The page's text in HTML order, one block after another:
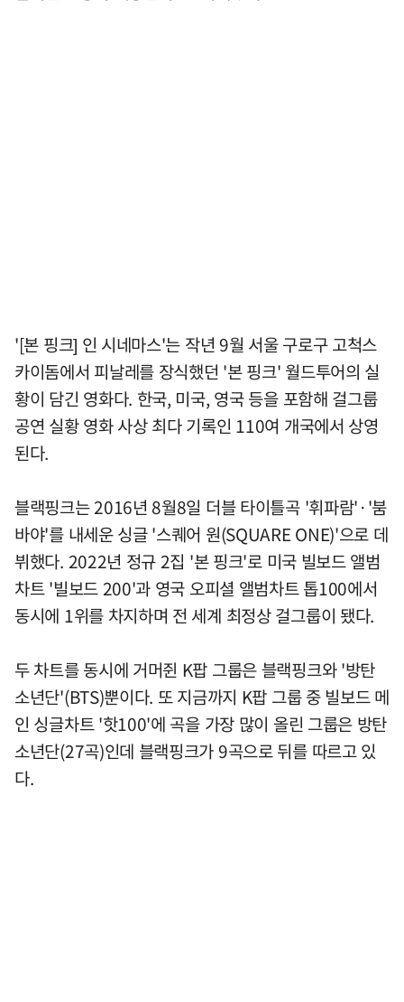
'[본 핑크] 인 시네마스'는 작년 9월 서울 구로구 고척스
카이돔에서 피날레를 장식했던 '본 핑크' 월드투어의 실
황이 담긴 영화다. 한국, 미국, 영국 등을 포함해 걸그룹
공연 실황 영화 사상 최다 기록인 110여 개국에서 상영
된다.
블랙핑크는 2016년 8월8일 더블 타이틀곡 '휘파람'·'붐
바야'를 내세운 싱글 '스퀘어 원(SQUARE ONE)'으로 데
뷔했다. 2022년 정규 2집 '본 핑크'로 미국 빌보드 앨범
차트 '빌보드 200'과 영국 오피셜 앨범차트 톱100에서
동시에 1위를 차지하며 전 세계 최정상 걸그룹이 됐다.
두 차트를 동시에 거머쥔 K팝 그룹은 블랙핑크와 '방탄
소년단'(BTS)뿐이다. 또 지금까지 K팝 그룹 중 빌보드 메
인 싱글차트 '핫100'에 곡을 가장 많이 올린 그룹은 방탄
소년단(27곡)인데 블랙핑크가 9곡으로 뒤를 따르고 있
다.